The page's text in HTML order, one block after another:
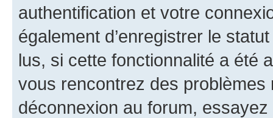
authentification et votre
également d’enregistrer le
lus, si cette fonctionnalité a été
vous rencontrez des
déconnexion au forum,